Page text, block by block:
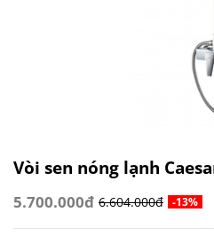
Vòi sen nóng lạnh
5.700.000đ 6.604.000đ -13%